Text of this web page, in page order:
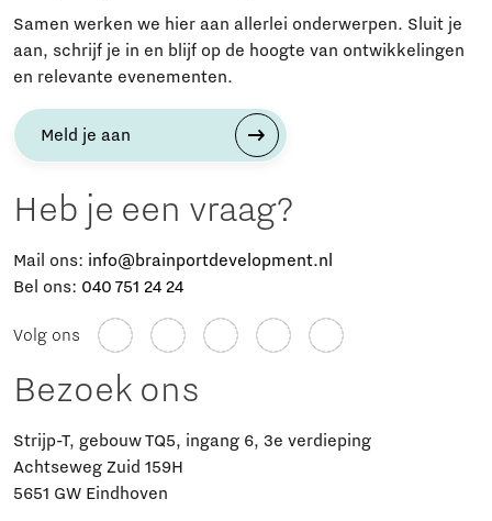
Samen werken we hier aan allerlei onderwerpen. Sluit je
aan, schrijf je in en blijf op de hoogte van ontwikkelingen
en relevante evenementen.
Meld je aan
Heb je een vraag?
Mail ons: info@brainportdevelopment.nl
Bel ons: 040 751 24 24
Volg ons
Bezoek ons
Strijp-T, gebouw TQ5, ingang 6, 3e verdieping
Achtseweg Zuid 159H
5651 GW Eindhoven